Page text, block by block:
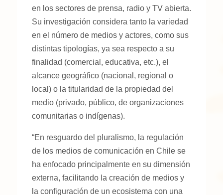
en los sectores de prensa, radio y TV abierta.
Su investigación considera tanto la variedad
en el número de medios y actores, como sus
distintas tipologías, ya sea respecto a su
finalidad (comercial, educativa, etc.), el
alcance geográfico (nacional, regional o
local) o la titularidad de la propiedad del
medio (privado, público, de organizaciones
comunitarias o indígenas).
“En resguardo del pluralismo, la regulación
de los medios de comunicación en Chile se
ha enfocado principalmente en su dimensión
externa, facilitando la creación de medios y
la configuración de un ecosistema con una